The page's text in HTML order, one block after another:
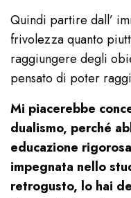
Quindi partire dall’
frivolezza quanto
raggiungere degli
pensato di poter
Mi piacerebbe
dualismo, perché
educazione
impegnata nello
retrogusto, lo hai